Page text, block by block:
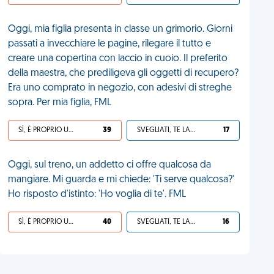
Oggi, mia figlia presenta in classe un grimorio. Giorni
passati a invecchiare le pagine, rilegare il tutto e
creare una copertina con laccio in cuoio. Il preferito
della maestra, che prediligeva gli oggetti di recupero?
Era uno comprato in negozio, con adesivi di streghe
sopra. Per mia figlia, FML
SÌ, È PROPRIO UNA VDM! 39 SVEGLIATI, TE LA SEI CERCATA! 17
Oggi, sul treno, un addetto ci offre qualcosa da
mangiare. Mi guarda e mi chiede: 'Ti serve qualcosa?'
Ho risposto d'istinto: 'Ho voglia di te'. FML
SÌ, È PROPRIO UNA VDM! 40 SVEGLIATI, TE LA SEI CERCATA! 16